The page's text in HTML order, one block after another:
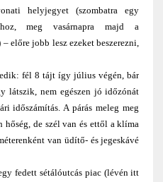
helyjegyet (szombatra egy
meg vasárnapra majd a
előre jobb lesz ezeket beszerezni,
fél 8 tájt így július végén, bár
látszik, nem egészen jó időzónát
időszámítás. A párás meleg meg
hőség, de szél van és ettől a klíma
van üdítő- és jegeskávé
fedett sétálóutcás piac (lévén itt